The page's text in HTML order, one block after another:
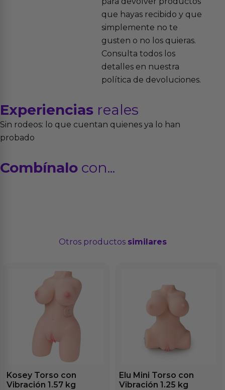
que hayas recibido y que
simplemente no te
gusten o no los quieras.
Consulta todos los
detalles en nuestra
política de devoluciones.
Experiencias reales
Sin rodeos: lo que cuentan quienes ya lo han
probado
Combínalo con...
Otros productos similares
Kosey Torso con
Vibración 1.57 kg
Elu Mini Torso con
Vibración 1.25 kg